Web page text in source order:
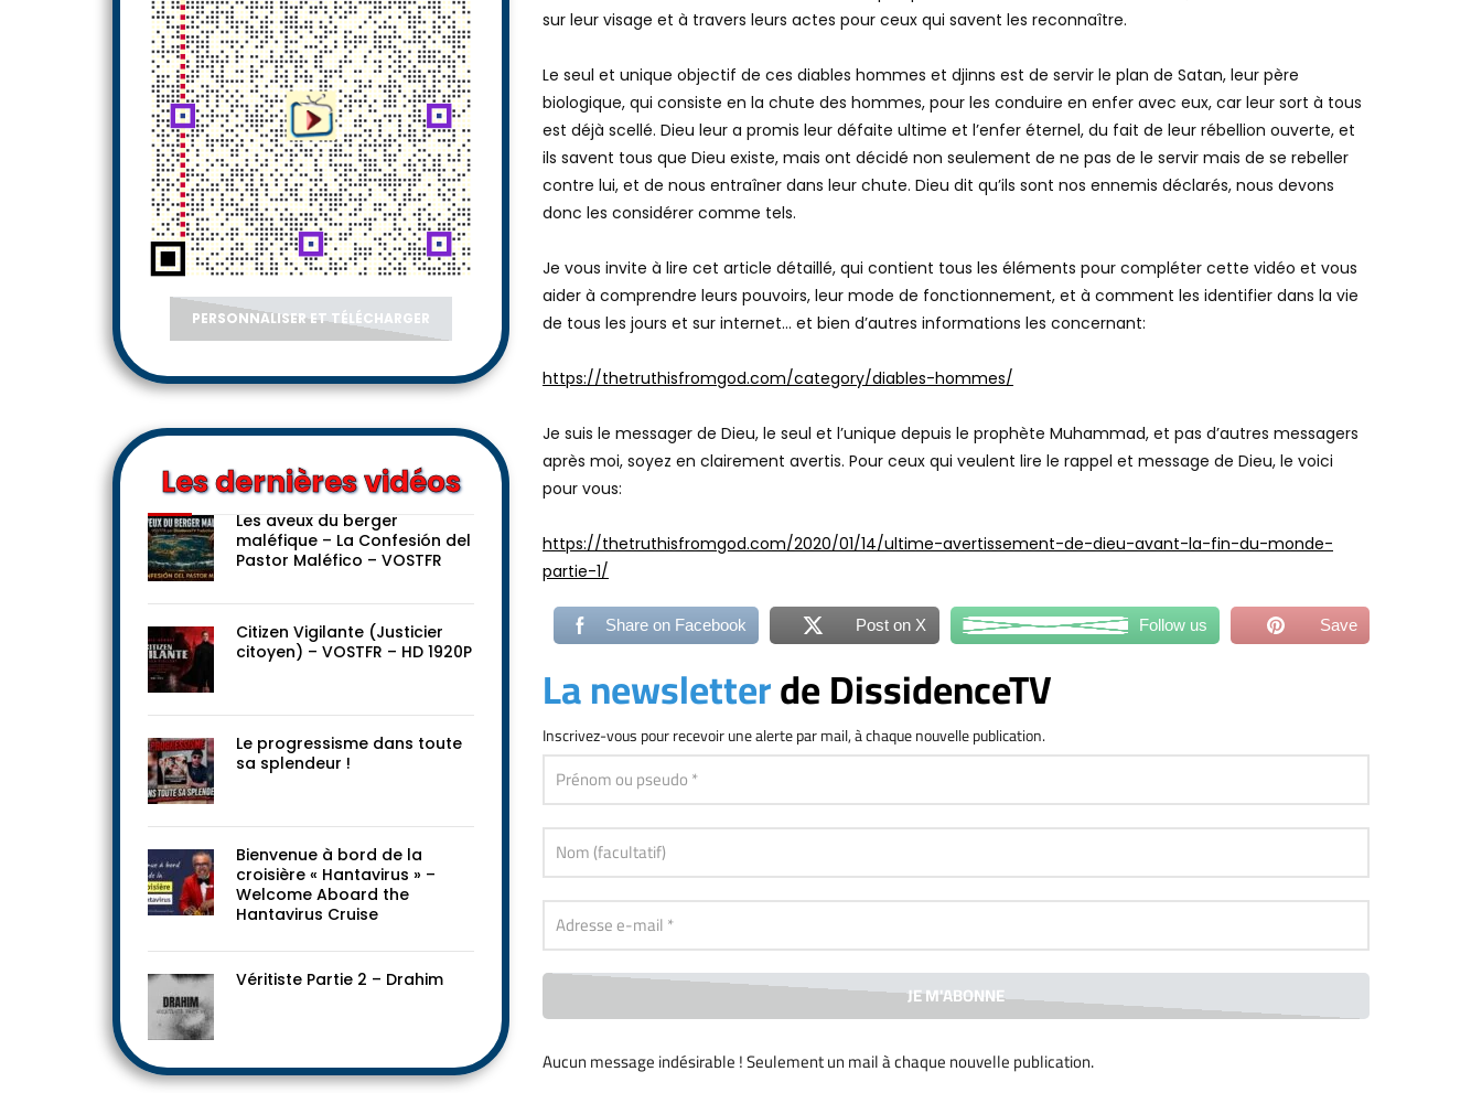
nous ont tellement habitué à leur présence depuis bien longtemps, à tel point qu’on les considère comme
sur leur visage et à travers leurs actes pour ceux qui savent les reconnaître.
Le seul et unique objectif de ces diables hommes et djinns est de servir le plan de Satan, leur père
biologique, qui consiste en la chute des hommes, pour les conduire en enfer avec eux, car leur sort à tous
est déjà scellé. Dieu leur a promis leur défaite ultime et l’enfer éternel, du fait de leur rébellion ouverte, et
ils savent tous que Dieu existe, mais ont décidé non seulement de ne pas de le servir mais de se rebeller
donc les considérer comme tels.
Je vous invite à lire cet article détaillé, qui contient tous les éléments pour compléter cette vidéo et vous
de tous les jours et sur internet… et bien d’autres informations les concernant:
https://thetruthisfromgod.com/category/diables-hommes/
Je suis le messager de Dieu, le seul et l’unique depuis le prophète Muhammad, et pas d’autres messagers
pour vous:
partie-1/
Share on Facebook Post on X
La newsletterde DissidenceTV
Inscrivez-vouspour recevoir une alerte par mail, à chaque nouvelle publication.
Les dernières vidéos
Les aveux du berger
Pastor Maléfico – VOSTFR
Bienvenue à bord de la
croisière « Hantavirus » –